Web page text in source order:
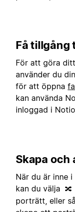
Få tillgång
För att göra
använder du
för att öppna
kan använda
inloggad i
Skapa
När du är inne
kan du välja
🔀
porträtt, eller